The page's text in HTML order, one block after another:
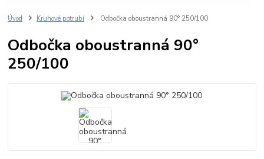
Úvod Kruhové potrubí Odbočka oboustranná 90° 250/100
Odbočka oboustranná 90°
250/100